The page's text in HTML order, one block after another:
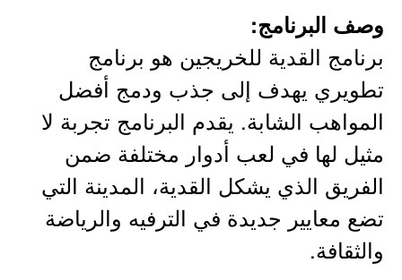
وصف البرنامج:
برنامج القدية للخريجين هو برنامج
تطويري يهدف إلى جذب ودمج أفضل
المواهب الشابة. يقدم البرنامج تجربة لا
مثيل لها في لعب أدوار مختلفة ضمن
الفريق الذي يشكل القدية، المدينة التي
تضع معايير جديدة في الترفيه والرياضة
والثقافة.